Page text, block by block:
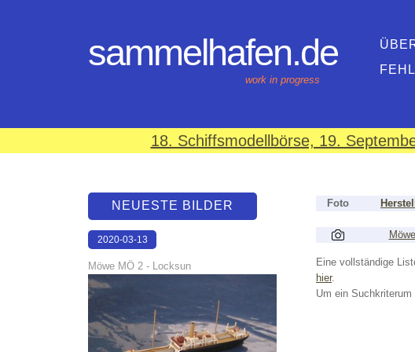
sammelhafen.de
work in progress
18. Schiffsmodellbörse, 19.
Foto
Möwe
Eine vollständige
hier.
Um ein
NEUESTE BILDER
2020-03-13
17:42:01
Möwe MÖ 2 - Locksun